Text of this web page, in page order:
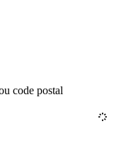
code postal